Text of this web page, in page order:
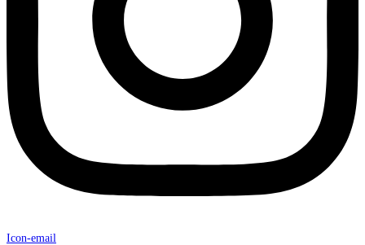
Icon-email